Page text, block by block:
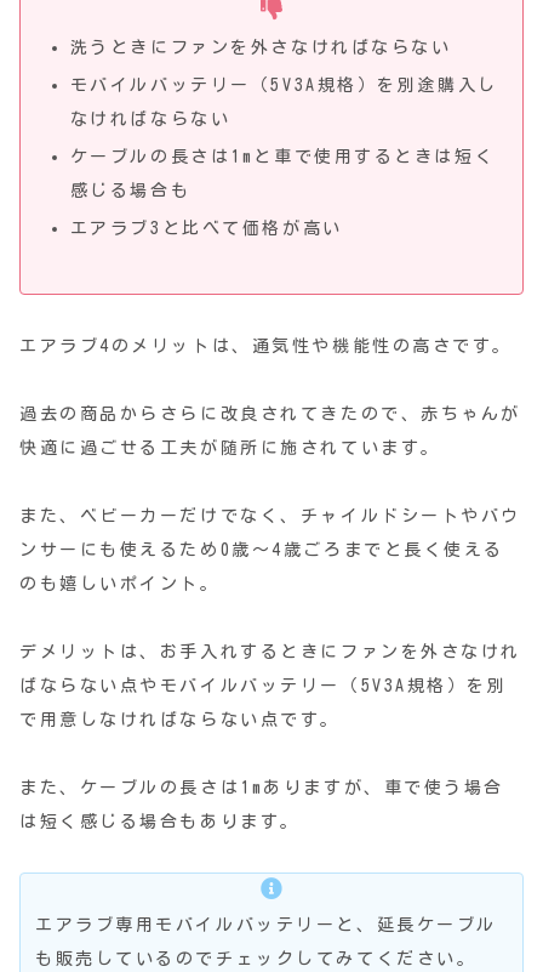
洗うときにファンを外さなければならない
モバイルバッテリー（5V3A規格）を別途購入し
なければならない
ケーブルの長さは1mと車で使用するときは短く
感じる場合も
エアラブ3と比べて価格が高い
エアラブ4のメリットは、通気性や機能性の高さです。
過去の商品からさらに改良されてきたので、赤ちゃんが
快適に過ごせる工夫が随所に施されています。
また、ベビーカーだけでなく、チャイルドシートやバウ
ンサーにも使えるため0歳～4歳ごろまでと長く使える
のも嬉しいポイント。
デメリットは、お手入れするときにファンを外さなけれ
ばならない点やモバイルバッテリー（5V3A規格）を別
で用意しなければならない点です。
また、ケーブルの長さは1mありますが、車で使う場合
は短く感じる場合もあります。
エアラブ専用モバイルバッテリーと、延長ケーブル
も販売しているのでチェックしてみてください。